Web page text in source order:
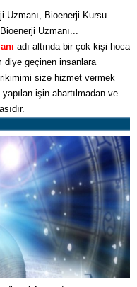
Uzmanı, Bioenerji Kursu
Uzmanı...
adı altında bir çok kişi hoca
diye geçinen insanlara
size hizmet vermek
işin abartılmadan ve